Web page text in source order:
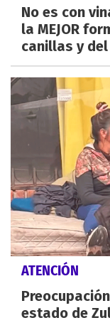
No es con
la MEJOR
canillas y
ATENCIÓN
estado de